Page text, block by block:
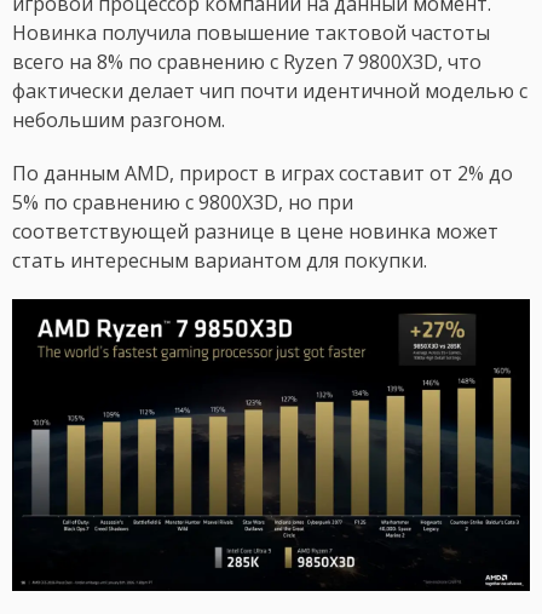
Новинка получила повышение тактовой частоты
всего на 8% по сравнению с Ryzen 7 9800X3D, что
фактически делает чип почти идентичной моделью с
небольшим разгоном.
По данным AMD, прирост в играх составит от 2% до
5% по сравнению с 9800X3D, но при
соответствующей разнице в цене новинка может
стать интересным вариантом для покупки.